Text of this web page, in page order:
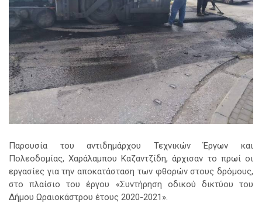
Παρουσία του αντιδημάρχου Τεχνικών Έργων και
Πολεοδομίας, Χαράλαμπου Καζαντζίδη, άρχισαν το πρωί οι
εργασίες για την αποκατάσταση των φθορών στους δρόμους,
στο πλαίσιο του έργου «Συντήρηση οδικού δικτύου του
Δήμου Ωραιοκάστρου έτους 2020-2021».